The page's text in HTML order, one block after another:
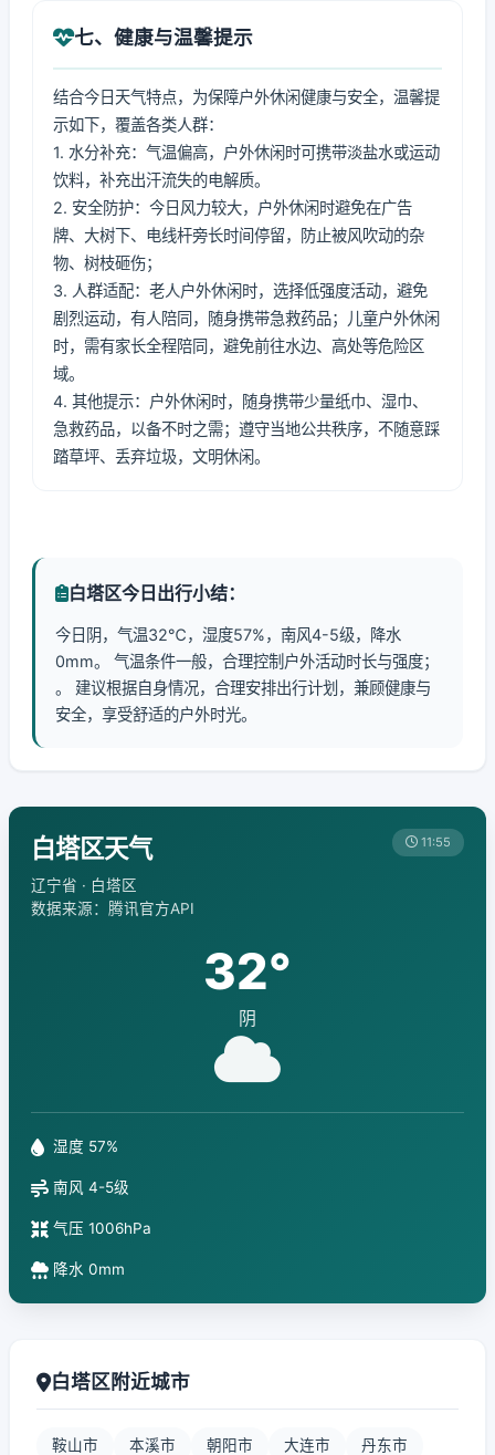
七、健康与温馨提示
结合今日天气特点，为保障户外休闲健康与安全，温馨提
示如下，覆盖各类人群：
1. 水分补充：气温偏高，户外休闲时可携带淡盐水或运动
饮料，补充出汗流失的电解质。
2. 安全防护：今日风力较大，户外休闲时避免在广告
牌、大树下、电线杆旁长时间停留，防止被风吹动的杂
物、树枝砸伤；
3. 人群适配：老人户外休闲时，选择低强度活动，避免
剧烈运动，有人陪同，随身携带急救药品；儿童户外休闲
时，需有家长全程陪同，避免前往水边、高处等危险区
域。
4. 其他提示：户外休闲时，随身携带少量纸巾、湿巾、
急救药品，以备不时之需；遵守当地公共秩序，不随意踩
踏草坪、丢弃垃圾，文明休闲。
白塔区今日出行小结：
今日阴，气温32℃，湿度57%，南风4-5级，降水
0mm。 气温条件一般，合理控制户外活动时长与强度；
。 建议根据自身情况，合理安排出行计划，兼顾健康与
安全，享受舒适的户外时光。
白塔区天气
辽宁省 · 白塔区
数据来源：腾讯官方API
11:55
32°
阴
湿度 57%
南风 4-5级
气压 1006hPa
降水 0mm
白塔区附近城市
鞍山市 本溪市 朝阳市 大连市 丹东市